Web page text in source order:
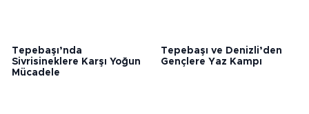
Tepebaşı’nda
Sivrisineklere Karşı Yoğun
Mücadele
Tepebaşı ve Denizli’den
Gençlere Yaz Kampı